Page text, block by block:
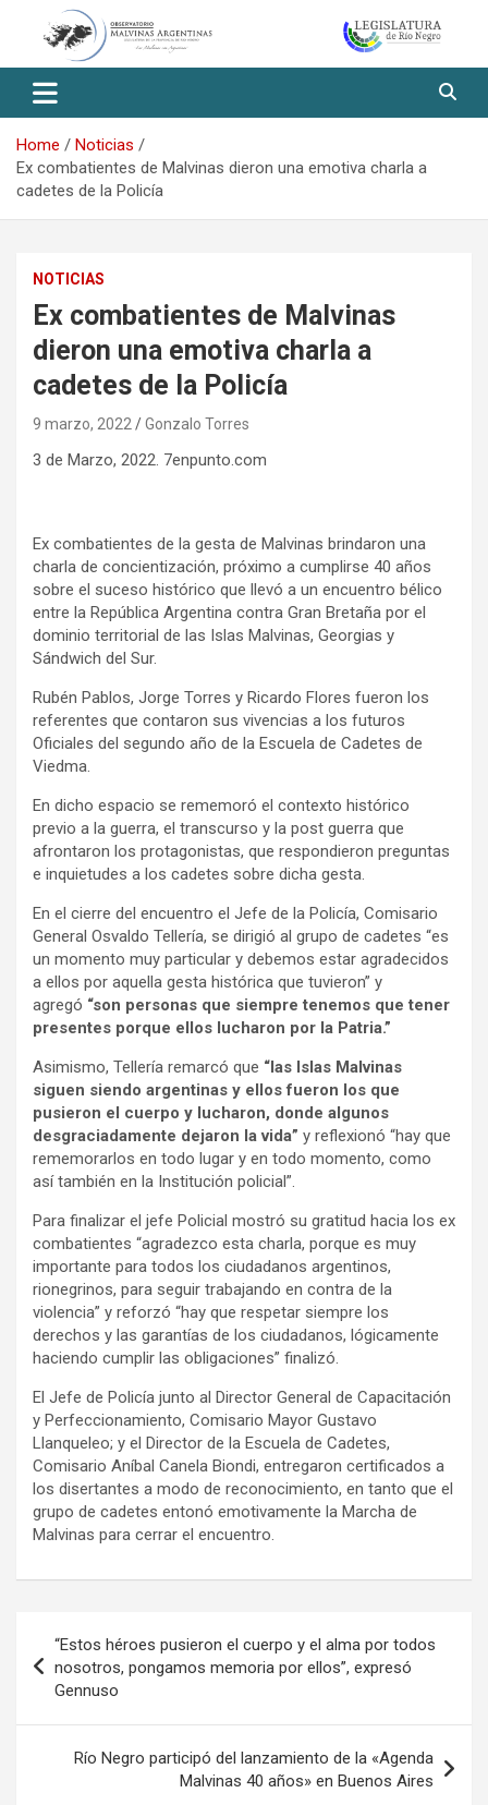
Observatorio Malvinas – Río
Negro
Home
Noticias
Ex combatientes de Malvinas dieron una emotiva charla a
cadetes de la Policía
NOTICIAS
Ex combatientes de Malvinas
dieron una emotiva charla a
cadetes de la Policía
9 marzo, 2022 Gonzalo Torres
3 de Marzo, 2022. 7enpunto.com
Ex combatientes de la gesta de Malvinas brindaron una
charla de concientización, próximo a cumplirse 40 años
sobre el suceso histórico que llevó a un encuentro bélico
entre la República Argentina contra Gran Bretaña por el
dominio territorial de las Islas Malvinas, Georgias y
Sándwich del Sur.
Rubén Pablos, Jorge Torres y Ricardo Flores fueron los
referentes que contaron sus vivencias a los futuros
Oficiales del segundo año de la Escuela de Cadetes de
Viedma.
En dicho espacio se rememoró el contexto histórico
previo a la guerra, el transcurso y la post guerra que
afrontaron los protagonistas, que respondieron preguntas
e inquietudes a los cadetes sobre dicha gesta.
En el cierre del encuentro el Jefe de la Policía, Comisario
General Osvaldo Tellería, se dirigió al grupo de cadetes “es
un momento muy particular y debemos estar agradecidos
a ellos por aquella gesta histórica que tuvieron” y
agregó “son personas que siempre tenemos que tener
presentes porque ellos lucharon por la Patria.”
Asimismo, Tellería remarcó que “las Islas Malvinas
siguen siendo argentinas y ellos fueron los que
pusieron el cuerpo y lucharon, donde algunos
desgraciadamente dejaron la vida” y reflexionó “hay que
rememorarlos en todo lugar y en todo momento, como
así también en la Institución policial”.
Para finalizar el jefe Policial mostró su gratitud hacia los ex
combatientes “agradezco esta charla, porque es muy
importante para todos los ciudadanos argentinos,
rionegrinos, para seguir trabajando en contra de la
violencia” y reforzó “hay que respetar siempre los
derechos y las garantías de los ciudadanos, lógicamente
haciendo cumplir las obligaciones” finalizó.
El Jefe de Policía junto al Director General de Capacitación
y Perfeccionamiento, Comisario Mayor Gustavo
Llanqueleo; y el Director de la Escuela de Cadetes,
Comisario Aníbal Canela Biondi, entregaron certificados a
los disertantes a modo de reconocimiento, en tanto que el
grupo de cadetes entonó emotivamente la Marcha de
Malvinas para cerrar el encuentro.
de
entradas
“Estos héroes pusieron el cuerpo y el alma por todos
nosotros, pongamos memoria por ellos”, expresó
Gennuso
Río Negro participó del lanzamiento de la «Agenda
Malvinas 40 años» en Buenos Aires